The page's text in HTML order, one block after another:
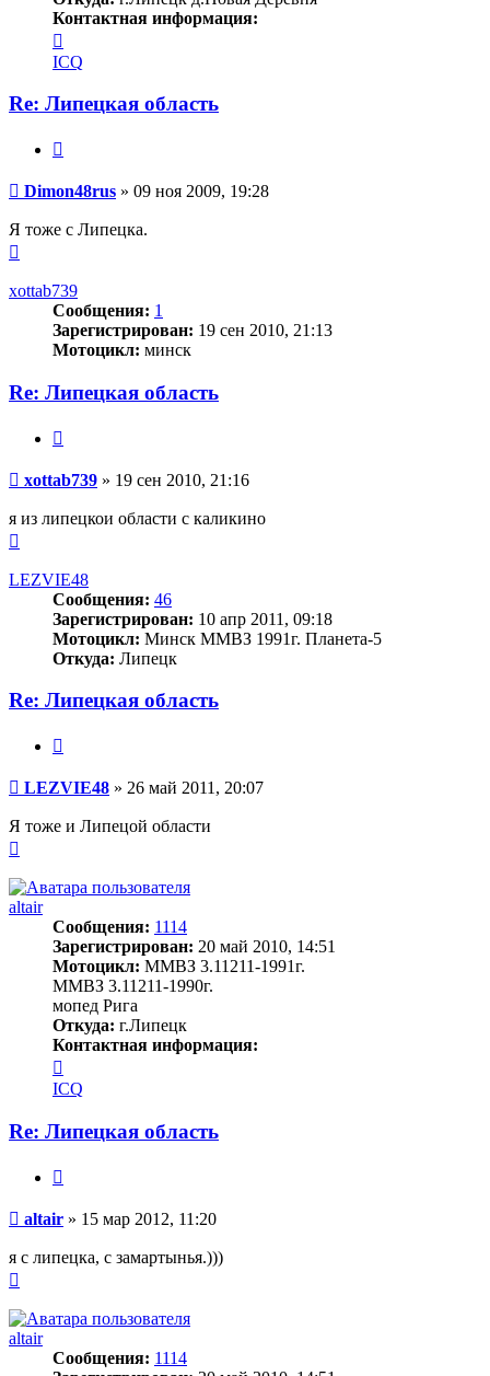
Контактная информация:
информация
пользователя
ICQ
Re: Липецкая область
Сообщение
Dimon48rus » 09 ноя 2009, 19:28
Я тоже с Липецка.
началу
xottab739
Сообщения: 1
Зарегистрирован: 19 сен 2010, 21:13
Мотоцикл: минск
Re: Липецкая область
Сообщение
xottab739 » 19 сен 2010, 21:16
я из липецкои области с каликино
началу
LEZVIE48
Сообщения: 46
Зарегистрирован: 10 апр 2011, 09:18
Мотоцикл: Минск ММВЗ 1991г. Планета-5
Откуда: Липецк
Re: Липецкая область
Сообщение
LEZVIE48 » 26 май 2011, 20:07
Я тоже и Липецой области
началу
altair
Сообщения: 1114
Зарегистрирован: 20 май 2010, 14:51
Мотоцикл: ММВЗ 3.11211-1991г.
ММВЗ 3.11211-1990г.
мопед Рига
Откуда: г.Липецк
Контактная информация:
информация
пользователя
ICQ
Re: Липецкая область
Сообщение
altair » 15 мар 2012, 11:20
я с липецка, с замартынья.)))
началу
altair
Сообщения: 1114